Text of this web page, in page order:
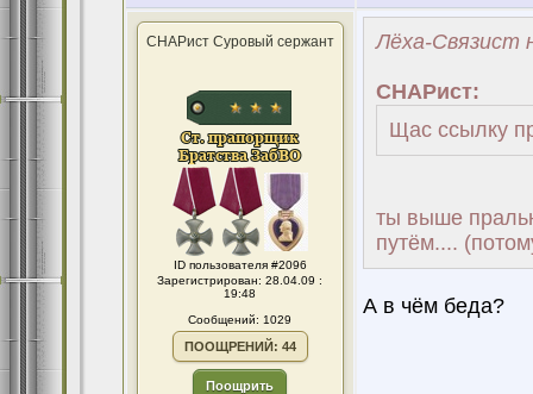
СНАРист Суровый сержант
ID пользователя #2096
Зарегистрирован: 28.04.09 :
19:48
Сообщений: 1029
ПООЩРЕНИЙ: 44
Поощрить
Лёха-Связист
СНАРист:
Щас ссылку
ты выше
путём....
А в чём беда?